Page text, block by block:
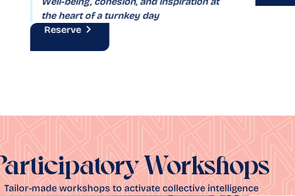
the heart of a turnkey day
Reserve
Workshops
Tailor-made workshops to activate collective intelligence